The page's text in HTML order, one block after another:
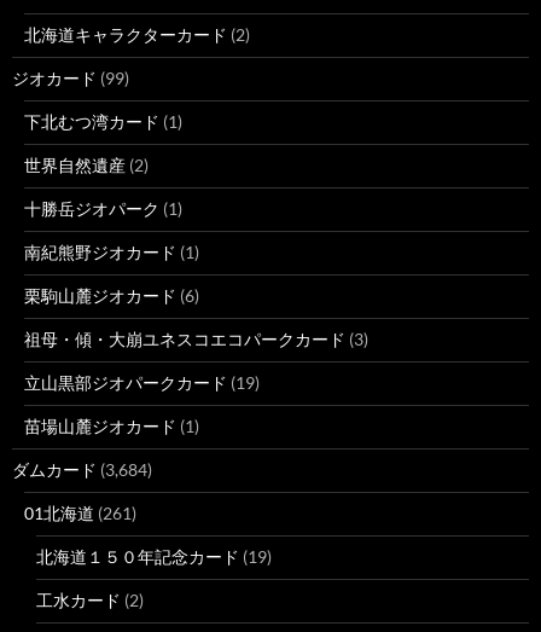
北海道キャラクターカード (2)
ジオカード (99)
下北むつ湾カード (1)
世界自然遺産 (2)
十勝岳ジオパーク (1)
南紀熊野ジオカード (1)
栗駒山麓ジオカード (6)
祖母・傾・大崩ユネスコエコパークカード (3)
立山黒部ジオパークカード (19)
苗場山麓ジオカード (1)
ダムカード (3,684)
01北海道 (261)
北海道１５０年記念カード (19)
工水カード (2)